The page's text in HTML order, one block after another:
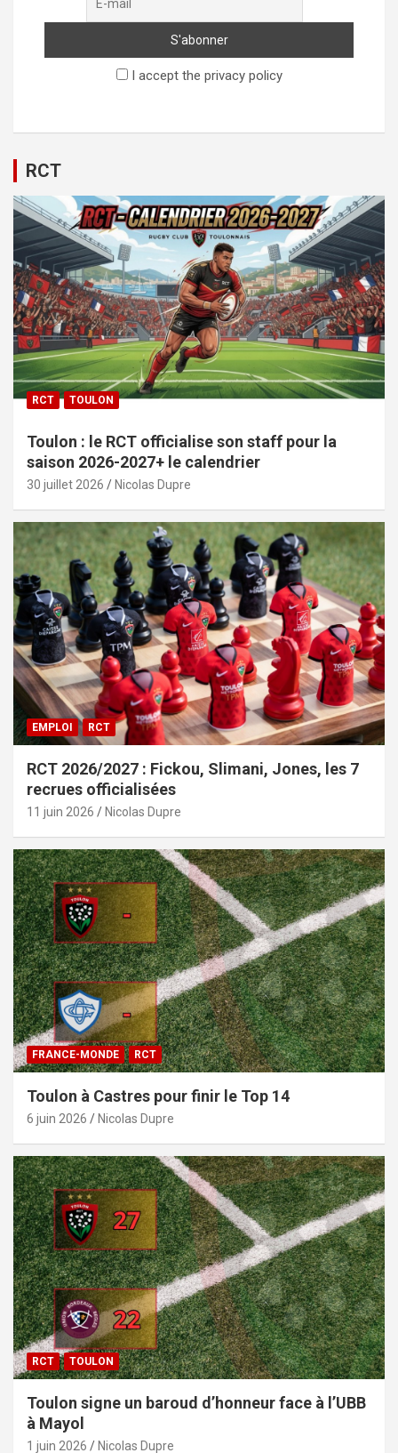
I accept the privacy policy
RCT
RCT TOULON
Toulon : le RCT officialise son staff pour la
saison 2026-2027+ le calendrier
30 juillet 2026 Nicolas Dupre
EMPLOI RCT
RCT 2026/2027 : Fickou, Slimani, Jones, les 7
recrues officialisées
11 juin 2026 Nicolas Dupre
FRANCE-MONDE RCT
Toulon à Castres pour finir le Top 14
6 juin 2026 Nicolas Dupre
RCT TOULON
Toulon signe un baroud d’honneur face à l’UBB
à Mayol
1 juin 2026 Nicolas Dupre